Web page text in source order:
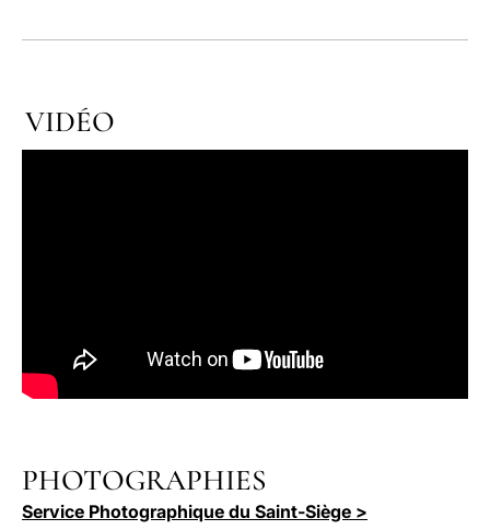
VIDÉO
PHOTOGRAPHIES
Service Photographique du Saint-Siège >